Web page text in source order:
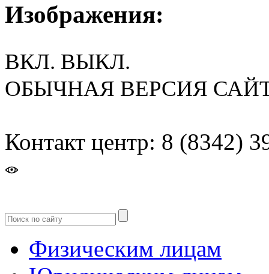
Изображения:
ВКЛ. ВЫКЛ.
ОБЫЧНАЯ ВЕРСИЯ
Контакт центр: 8 (8342)
Физическим лицам